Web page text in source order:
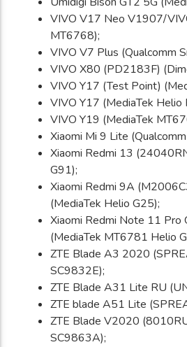
VIVO V17 Neo V1907/
MT6768);
VIVO V7 Plus (Qualcomm
VIVO X80 (PD2183F)
VIVO Y17 (Test Point)
VIVO Y17 (MediaTek Helio
VIVO Y19 (MediaTek
Xiaomi Mi 9 Lite
Xiaomi Redmi 13
G91);
Xiaomi Redmi 9A
(MediaTek Helio G25);
Xiaomi Redmi Note 11 Pro
(MediaTek MT6781 Helio
ZTE Blade A3 2020
SC9832E);
ZTE Blade A31 Lite RU
ZTE blade A51 Lite
ZTE Blade V2020
SC9863A);